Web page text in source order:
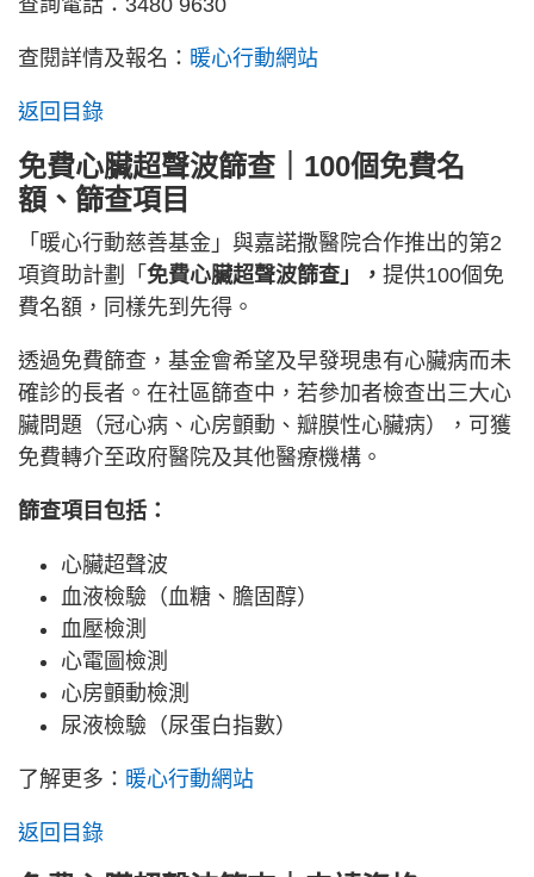
查詢電話：3480 9630
查閱詳情及報名： 暖心行動網站
返回目錄
免費心臟超聲波篩查
100個免費名
額、 篩查項目
「暖心行動慈善基金」與嘉諾撒醫院合作推出的第2
項資助計劃「 免費心臟超聲波篩查」， 提供100個免
費名額，同樣先到先得。
透過免費篩查，基金會希望及早發現患有心臟病而未
確診的長者。在社區篩查中，若參加者檢查出三大心
臟問題（冠心病、心房顫動、瓣膜性心臟病），可獲
免費轉介至政府醫院及其他醫療機構。
篩查項目包括：
心臟超聲波
血液檢驗（血糖、膽固醇）
血壓檢測
心電圖檢測
心房顫動檢測
尿液檢驗（尿蛋白指數）
了解更多： 暖心行動網站
返回目錄